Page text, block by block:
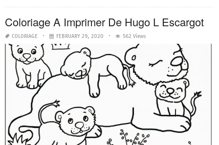
Coloriage A Imprimer De Hugo L Escargot
COLORIAGE FEBRUARY 29, 2020 562 Views